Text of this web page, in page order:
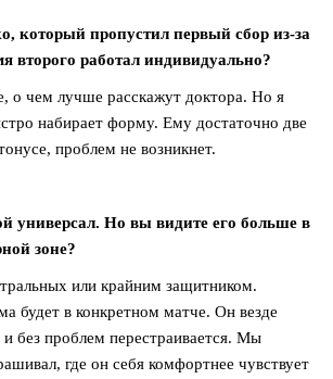
который пропустил первый сбор из-за
второго работал индивидуально?
о чем лучше расскажут доктора. Но я
набирает форму. Ему достаточно две
проблем не возникнет.
универсал. Но вы видите его больше в
зоне?
или крайним защитником.
будет в конкретном матче. Он везде
и без проблем перестраивается. Мы
где он себя комфортнее чувствует